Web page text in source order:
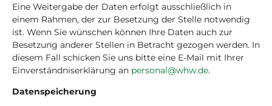
Eine Weitergabe der Daten erfolgt ausschließlich in
einem Rahmen, der zur Besetzung der Stelle notwendig
ist. Wenn Sie wünschen können Ihre Daten auch zur
Besetzung anderer Stellen in Betracht gezogen werden. In
diesem Fall schicken Sie uns bitte eine E-Mail mit Ihrer
Einverständniserklärung an personal@whw.de.
Datenspeicherung